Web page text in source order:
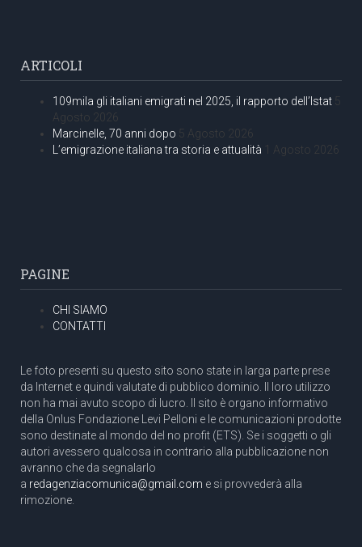
ARTICOLI
109mila gli italiani emigrati nel 2025, il rapporto dell’Istat 5
Agosto 2026
Marcinelle, 70 anni dopo 5 Agosto 2026
L’emigrazione italiana tra storia e attualità 1 Agosto 2026
PAGINE
CHI SIAMO
CONTATTI
Le foto presenti su questo sito sono state in larga parte prese
da Internet e quindi valutate di pubblico dominio. Il loro utilizzo
non ha mai avuto scopo di lucro. Il sito è organo informativo
della Onlus Fondazione Levi Pelloni e le comunicazioni prodotte
sono destinate al mondo del no profit (ETS). Se i soggetti o gli
autori avessero qualcosa in contrario alla pubblicazione non
avranno che da segnalarlo
a redagenziacomunica@gmail.com e si provvederà alla
rimozione.